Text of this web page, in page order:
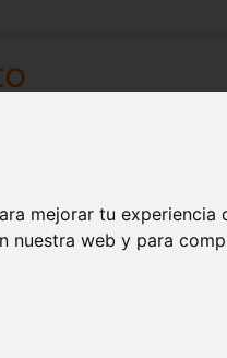
mejorar tu
nuestra web y para